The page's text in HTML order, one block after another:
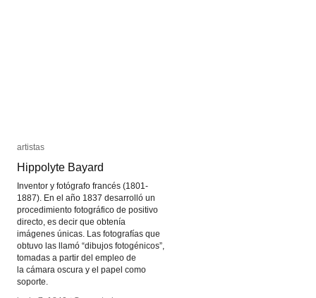
artistas
Hippolyte Bayard
Inventor y fotógrafo francés (1801-
1887). En el año 1837 desarrolló un
procedimiento fotográfico de positivo
directo, es decir que obtenía
imágenes únicas. Las fotografías que
obtuvo las llamó “dibujos fotogénicos”,
tomadas a partir del empleo de
la cámara oscura y el papel como
soporte.
artistas
Hippolyte Bayard